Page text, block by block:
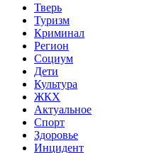
Тверь
Туризм
Криминал
Регион
Социум
Дети
Культура
ЖКХ
Актуальное
Спорт
Здоровье
Инцидент